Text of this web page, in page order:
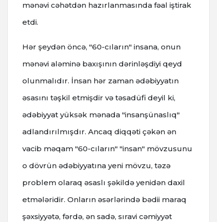
mənəvi cəhətdən hazırlanmasında fəal iştirak
etdi.
Hər şeydən öncə, "60-cıların" insana, onun
mənəvi aləminə baxışının dərinləşdiyi qeyd
olunmalıdır. İnsan hər zaman ədəbiyyatın
əsasını təşkil etmişdir və təsadüfi deyil ki,
ədəbiyyat yüksək mənada "insanşünaslıq"
adlandırılmışdır. Ancaq diqqəti çəkən ən
vacib məqam "60-cıların" "insan" mövzusunu
o dövrün ədəbiyyatına yeni mövzu, təzə
problem olaraq əsaslı şəkildə yenidən daxil
etmələridir. Onların əsərlərində bədii maraq
şəxsiyyətə, fərdə, ən sadə, sıravi cəmiyyət